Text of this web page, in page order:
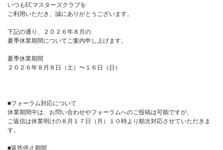
いつもECマスターズクラブを
ご利用いただき、誠にありがとうございます。
下記の通り、２０２６年８月の
夏季休業期間についてご案内申し上げます。
夏季休業期間
２０２６年８月８日（土）〜１６日（日）
■フォーラム対応について
休業期間中は、お問い合わせやフォーラムへのご投稿は可能ですが、
ご返信は休業明けの８月１７日（月）１０時より順次対応させていただきま
す。
■返答停止期間